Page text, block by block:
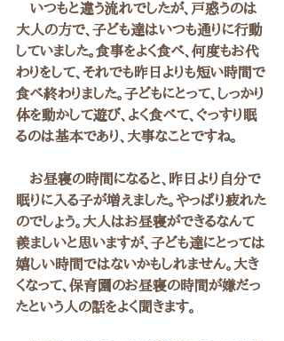
いつもと違う流れでしたが、戸惑うのは
大人の方で、子ども達はいつも通りに行動
していました。食事をよく食べ、何度もお代
わりをして、それでも昨日よりも短い時間で
食べ終わりました。子どもにとって、しっかり
体を動かして遊び、よく食べて、ぐっすり眠
るのは基本であり、大事なことですね。
お昼寝の時間になると、昨日より自分で
眠りに入る子が増えました。やっぱり疲れた
のでしょう。大人はお昼寝ができるなんて
羨ましいと思いますが、子ども達にとっては
嬉しい時間ではないかもしれません。大き
くなって、保育園のお昼寝の時間が嫌だっ
たという人の話をよく聞きます。